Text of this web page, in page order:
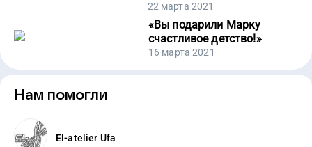
22 марта 2021
«Вы подарили Марку
счастливое детство!»
16 марта 2021
Нам помогли
El-atelier Ufa